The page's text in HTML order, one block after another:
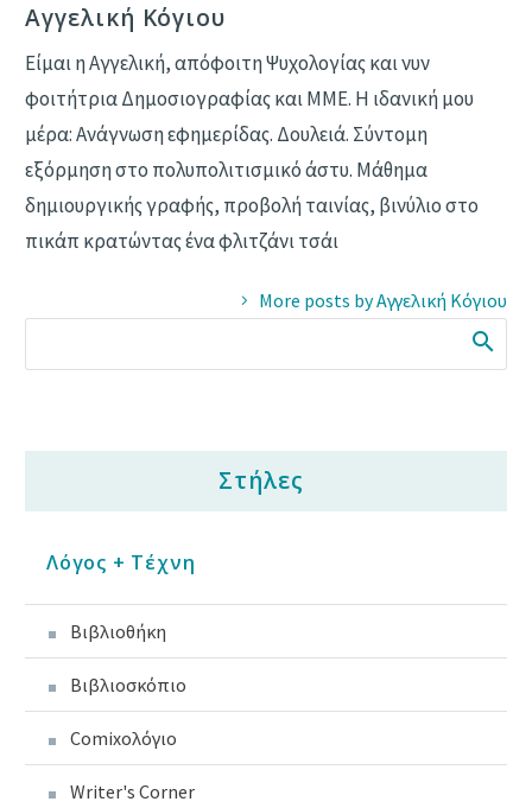
Αγγελική Κόγιου
Είμαι η Αγγελική, απόφοιτη Ψυχολογίας και νυν
φοιτήτρια Δημοσιογραφίας και ΜΜΕ. Η ιδανική μου
μέρα: Ανάγνωση εφημερίδας. Δουλειά. Σύντομη
εξόρμηση στο πολυπολιτισμικό άστυ. Μάθημα
δημιουργικής γραφής, προβολή ταινίας, βινύλιο στο
πικάπ κρατώντας ένα φλιτζάνι τσάι
More posts by Αγγελική Κόγιου
Στήλες
Λόγος + Τέχνη
Βιβλιοθήκη
Βιβλιοσκόπιο
Comixoλόγιο
Writer's Corner